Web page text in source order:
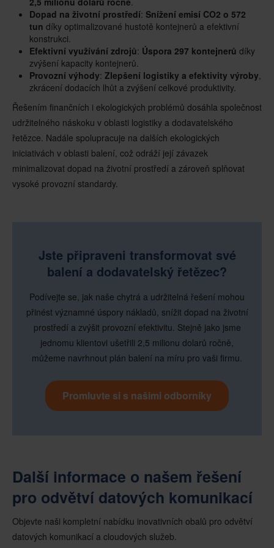
Dopad na životní prostředí: Snížení emisí CO2 o 572
tun díky optimalizované hustotě kontejnerů a efektivní
konstrukci.
Efektivní využívání zdrojů: Úspora 297 kontejnerů díky
zvýšení kapacity kontejnerů.
Provozní výhody: Zlepšení logistiky a efektivity výroby
zkrácení dodacích lhůt a zvýšení celkové produktivity.
Řešením finančních i ekologických problémů dosáhla společnost
udržitelného náskoku v oblasti logistiky a dodavatelského
řetězce. Nadále spolupracuje na dalších ekologických
iniciativách v oblasti balení, což odráží její závazek
minimalizovat dopad na životní prostředí a zároveň splňovat
vysoké provozní standardy.
Jste připraveni transformovat své
balení a dodavatelský řetězec?
Podívejte se, jak naše chytrá a udržitelná řešení mohou
přinést významné úspory nákladů, snížit dopad na životní
prostředí a zvýšit provozní efektivitu. Stejně jako jsme
jednomu klientovi ušetřili 2,5 milionu dolarů ročně,
můžeme navrhnout plán balení na míru pro vaši firmu.
Promluvte si s našimi odborníky
Další informace o našem řešení
pro odvětví datových komunikací
Objevte naši kompletní nabídku inovativních obalů pro odvětví
datových komunikací a cloudových služeb.